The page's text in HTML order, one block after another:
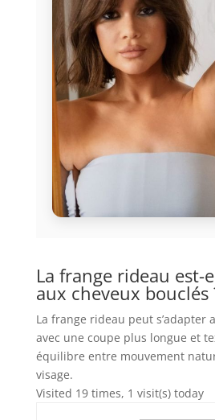
La frange rideau est-
aux cheveux bouclés
La frange rideau peut s’adapter
avec une coupe plus longue et
équilibre entre mouvement
visage.
Visited 19 times, 1 visit(s) today